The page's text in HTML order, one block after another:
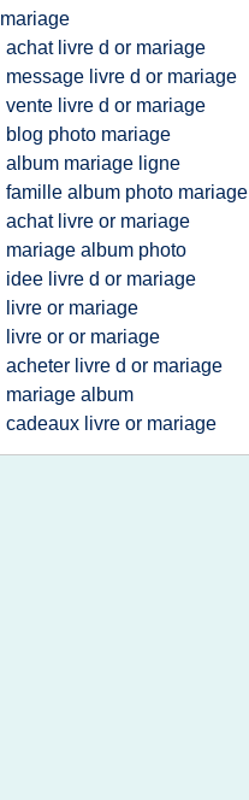
mariage
achat livre d or mariage
message livre d or mariage
vente livre d or mariage
blog photo mariage
album mariage ligne
famille album photo mariage
achat livre or mariage
mariage album photo
idee livre d or mariage
livre or mariage
livre or or mariage
acheter livre d or mariage
mariage album
cadeaux livre or mariage